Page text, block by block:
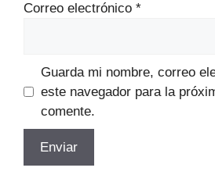
Correo electrónico *
Guarda mi nombre, correo
este navegador para la
comente.